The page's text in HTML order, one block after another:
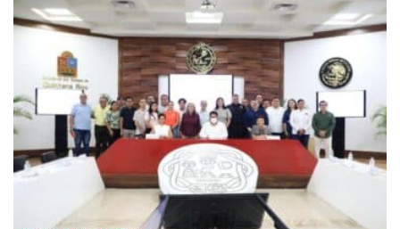
Campos Callejas
Elizabeth Carolina Campos Callejas de 26 años fue vista
por última vez por sus familiares el pasado 31 de marzo de
2023 en Cancún, Quintana Roo.